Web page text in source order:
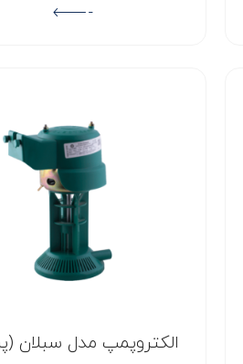
الکتروپمپ مدل سبلان